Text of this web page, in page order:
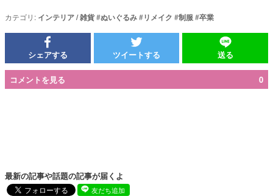
カテゴリ: インテリア / 雑貨#ぬいぐるみ#リメイク #制服#卒業
シェアする ツイートする 送る
コメントを見る 0
最新の記事や話題の記事が届くよ
友だち追加